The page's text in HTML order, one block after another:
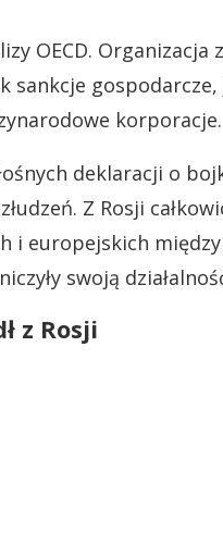
OECD.
sankcje
korporacje.
deklaracji o
Z Rosji
i europejskich
swoją
z Rosji